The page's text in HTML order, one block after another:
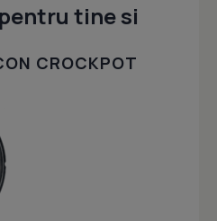
tine si
CROCKPOT